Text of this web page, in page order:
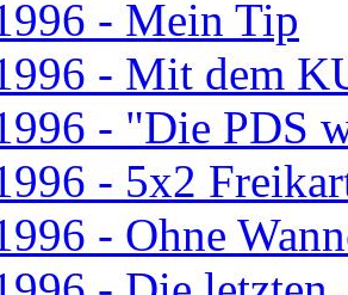
- Mein Tip
- Mit dem
- "Die PDS
- 5x2
- Ohne